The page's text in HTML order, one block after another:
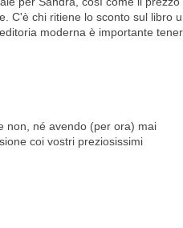
C'è chi ritiene lo sconto sul libro
moderna è importante
non, né avendo (per ora) mai
coi vostri preziosissimi